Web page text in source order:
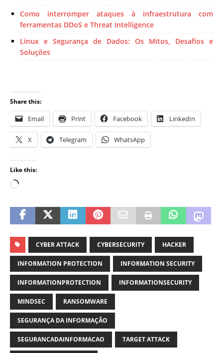
Como interromper ataques à infraestrutura com
ferramentas DDoS e Threat Intelligence
Linux e Segurança de Dados: Os Mitos, Desafios e
Soluções
Share this:
Email Print Facebook LinkedIn
X Telegram WhatsApp
Like this:
CYBER ATTACK CYBERSECURITY HACKER
INFORMATION PROTECTION INFORMATION SECURITY
INFORMATIONPROTECTION INFORMATIONSECURITY
MINDSEC RANSOMWARE
SEGURANÇA DA INFORMAÇÃO
SEGURANCADAINFORMACAO TARGET ATTACK